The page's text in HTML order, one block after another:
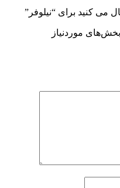
می کنید برای “نیلوفر”
بخش‌های موردنیاز